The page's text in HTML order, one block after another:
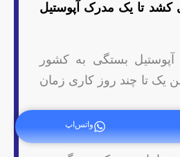
تا یک مدرک آپوستیل
بستگی به کشور
یک تا چند روز کاری زمان
چقدر است؟
واتس‌اپ